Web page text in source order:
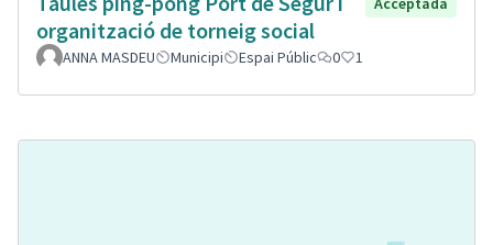
organització de torneig social
ANNA MASDEU Municipi Espai Públic 0 1